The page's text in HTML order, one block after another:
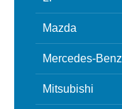
Mazda
Mercedes-Benz
Mitsubishi